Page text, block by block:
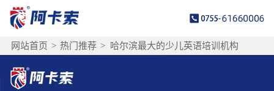
网站首页 > 热门推荐 > 哈尔滨最大的少儿英语培训机构